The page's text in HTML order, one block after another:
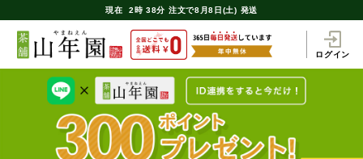
現在 2時 38分 注文で8月8日(土) 発送
ログイン